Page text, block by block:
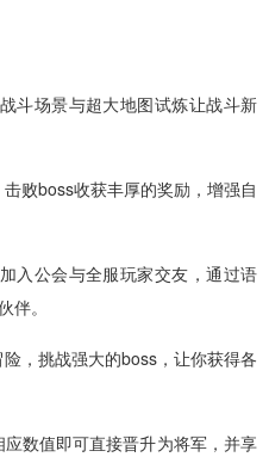
斗场景与超大地图试炼让战斗新
败boss收获丰厚的奖励，增强自
入公会与全服玩家交友，通过语
伴。
，挑战强大的boss，让你获得各
数值即可直接晋升为将军，并享